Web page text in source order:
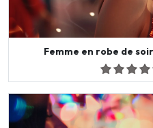
Femme en robe de